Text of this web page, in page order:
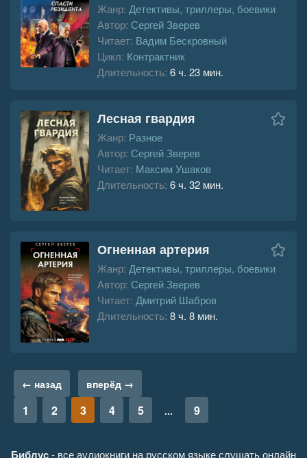
Жанр: Детективы, триллеры, боевики
Автор: Сергей Зверев
Читает: Вадим Бескровный
Цикл: Контрактник
Длительность: 6 ч. 23 мин.
Лесная гвардия
Жанр: Разное
Автор: Сергей Зверев
Читает: Максим Ушаков
Длительность: 6 ч. 32 мин.
Огненная артерия
Жанр: Детективы, триллеры, боевики
Автор: Сергей Зверев
Читает: Дмитрий Шабров
Длительность: 8 ч. 8 мин.
← назад вперёд →
1 2 3 4 5 ... 9
Библус- все аудиокниги на русском языке слушать онлайн